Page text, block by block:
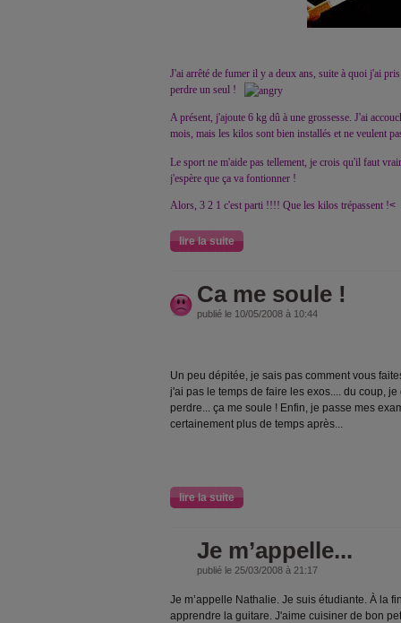
J'ai arrêté de fumer il y a deux ans, suite à quoi j'ai
perdre un seul !
A présent, j'ajoute 6 kg dû à une grossesse. J'ai
mois, mais les kilos sont bien installés et ne veulent
Le sport ne m'aide pas tellement, je crois qu'il faut
j'espère que ça va fontionner !
Alors, 3 2 1 c'est parti !!!! Que les kilos trépassent !<
lire la suite
Ca me soule !
publié le 10/05/2008 à 10:44
Un peu dépitée, je sais pas comment vous
j'ai pas le temps de faire les exos.... du coup,
perdre... ça me soule ! Enfin, je passe mes
certainement plus de temps après...
lire la suite
Je m’appelle...
publié le 25/03/2008 à 21:17
Je m’appelle Nathalie. Je suis étudiante. À la
apprendre la guitare. J'aime cuisiner de bon